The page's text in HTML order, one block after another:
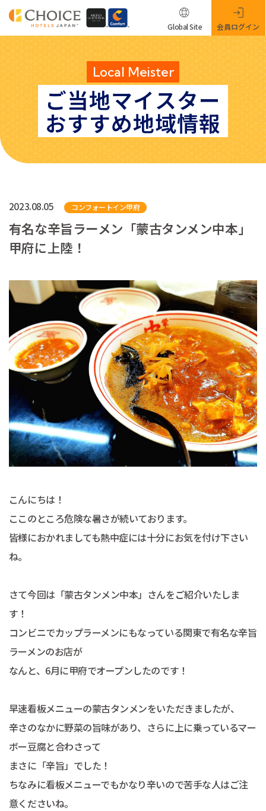
Local Meister
ご当地マイスター
おすすめ地域情報
Global Site 会員ログイン
2023.08.05 コンフォートイン甲府
有名な辛旨ラーメン「蒙古タンメン中本」
甲府に上陸！
こんにちは！
ここのところ危険な暑さが続いております。
皆様におかれましても熱中症には十分にお気を付け下さい
ね。
さて今回は「蒙古タンメン中本」さんをご紹介いたしま
す！
コンビニでカップラーメンにもなっている関東で有名な辛旨
ラーメンのお店が
なんと、6月に甲府でオープンしたのです！
早速看板メニューの蒙古タンメンをいただきましたが、
辛さのなかに野菜の旨味があり、さらに上に乗っているマー
ボー豆腐と合わさって
まさに「辛旨」でした！
ちなみに看板メニューでもかなり辛いので苦手な人はご注
意くださいね。